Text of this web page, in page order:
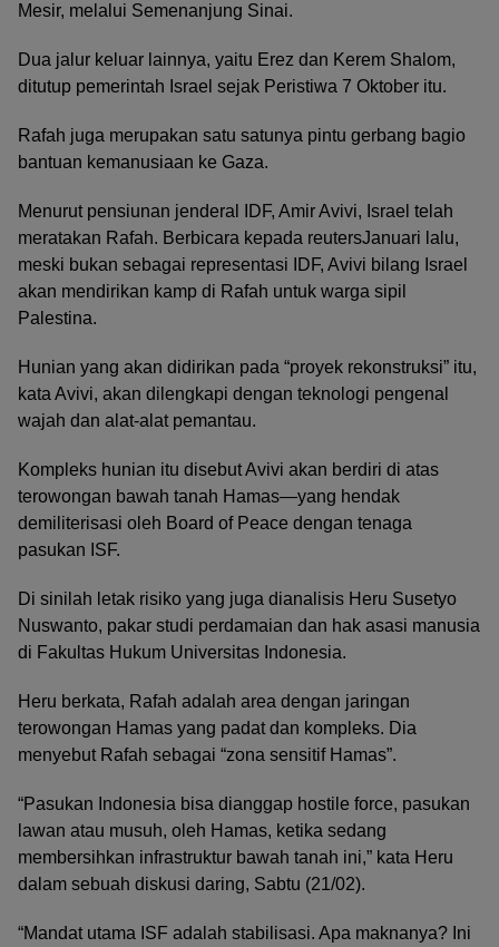
Mesir, melalui Semenanjung Sinai.
Dua jalur keluar lainnya, yaitu Erez dan Kerem Shalom,
ditutup pemerintah Israel sejak Peristiwa 7 Oktober itu.
Rafah juga merupakan satu satunya pintu gerbang bagio
bantuan kemanusiaan ke Gaza.
Menurut pensiunan jenderal IDF, Amir Avivi, Israel telah
meratakan Rafah. Berbicara kepada reutersJanuari lalu,
meski bukan sebagai representasi IDF, Avivi bilang Israel
akan mendirikan kamp di Rafah untuk warga sipil
Palestina.
Hunian yang akan didirikan pada “proyek rekonstruksi” itu,
kata Avivi, akan dilengkapi dengan teknologi pengenal
wajah dan alat-alat pemantau.
Kompleks hunian itu disebut Avivi akan berdiri di atas
terowongan bawah tanah Hamas—yang hendak
demiliterisasi oleh Board of Peace dengan tenaga
pasukan ISF.
Di sinilah letak risiko yang juga dianalisis Heru Susetyo
Nuswanto, pakar studi perdamaian dan hak asasi manusia
di Fakultas Hukum Universitas Indonesia.
Heru berkata, Rafah adalah area dengan jaringan
terowongan Hamas yang padat dan kompleks. Dia
menyebut Rafah sebagai “zona sensitif Hamas”.
“Pasukan Indonesia bisa dianggap hostile force, pasukan
lawan atau musuh, oleh Hamas, ketika sedang
membersihkan infrastruktur bawah tanah ini,” kata Heru
dalam sebuah diskusi daring, Sabtu (21/02).
“Mandat utama ISF adalah stabilisasi. Apa maknanya? Ini